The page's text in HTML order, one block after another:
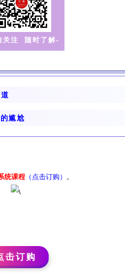
关注 随时了解-
尴尬
统课程 （点击订购） 。
击订购